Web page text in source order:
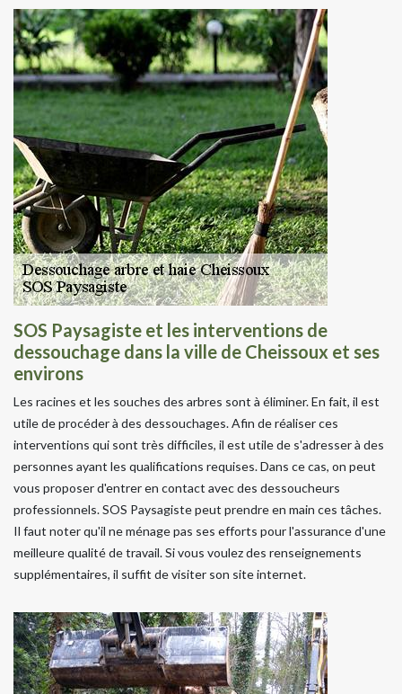
SOS Paysagiste et les interventions de
dessouchage dans la ville de Cheissoux et ses
environs
Les racines et les souches des arbres sont à éliminer. En fait, il est
utile de procéder à des dessouchages. Afin de réaliser ces
interventions qui sont très difficiles, il est utile de s'adresser à des
personnes ayant les qualifications requises. Dans ce cas, on peut
vous proposer d'entrer en contact avec des dessoucheurs
professionnels. SOS Paysagiste peut prendre en main ces tâches.
Il faut noter qu'il ne ménage pas ses efforts pour l'assurance d'une
meilleure qualité de travail. Si vous voulez des renseignements
supplémentaires, il suffit de visiter son site internet.